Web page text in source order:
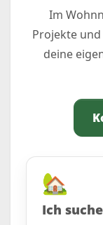
Im
Projekte
deine
🏡
Ich